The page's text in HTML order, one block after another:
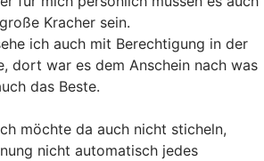
Kracher sein.
ich auch mit Berechtigung in der
dort war es dem Anschein nach was
das Beste.
möchte da auch nicht sticheln,
nicht automatisch jedes